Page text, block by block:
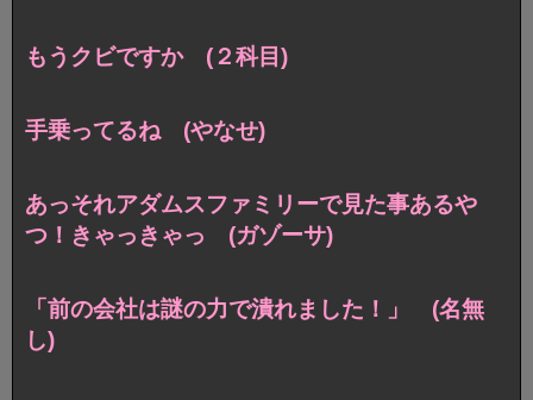
もうクビですか (２科目)
手乗ってるね (やなせ)
あっそれアダムスファミリーで見た事あるや
つ！きゃっきゃっ (ガゾーサ)
「前の会社は謎の力で潰れました！」 (名無
し)